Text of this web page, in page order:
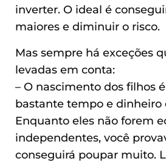
inverter. O ideal é
maiores e diminuir o risco.
Mas sempre há exceções
levadas em conta:
– O nascimento dos filhos
bastante tempo e dinheiro
Enquanto eles não forem
independentes, você
conseguirá poupar muito.